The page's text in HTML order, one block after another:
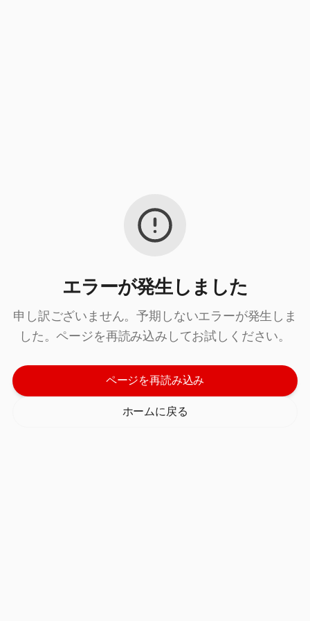
エラーが発生しました
申し訳ございません。予期しないエラーが発生しま
した。ページを再読み込みしてお試しください。
ページを再読み込み
ホームに戻る